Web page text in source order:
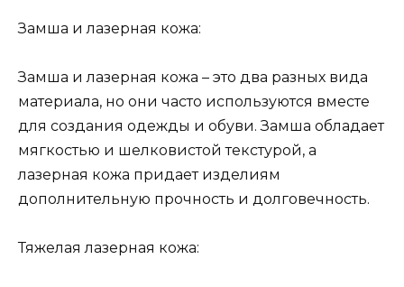
Замша и лазерная кожа:
Замша и лазерная кожа – это два разных вида
материала, но они часто используются вместе
для создания одежды и обуви. Замша обладает
мягкостью и шелковистой текстурой, а
лазерная кожа придает изделиям
дополнительную прочность и долговечность.
Тяжелая лазерная кожа: